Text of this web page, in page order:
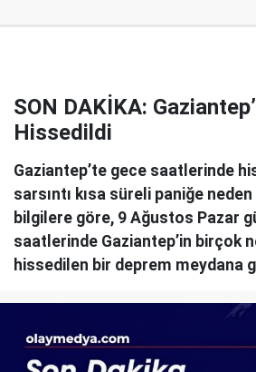
SON DAKİKA:
Hissedildi
Gaziantep’te gece saatlerinde
sarsıntı kısa süreli paniğe
bilgilere göre, 9 Ağustos Pazar
saatlerinde Gaziantep’in birçok
hissedilen bir deprem meydana